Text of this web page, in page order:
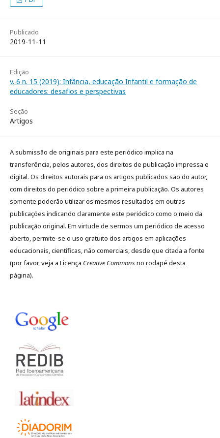
Publicado
2019-11-11
Edição
v. 6 n. 15 (2019): Infância, educação Infantil e formação de
educadores: desafios e perspectivas
Seção
Artigos
A submissão de originais para este periódico implica na
transferência, pelos autores, dos direitos de publicação impressa e
digital. Os direitos autorais para os artigos publicados são do autor,
com direitos do periódico sobre a primeira publicação. Os autores
somente poderão utilizar os mesmos resultados em outras
publicações indicando claramente este periódico como o meio da
publicação original. Em virtude de sermos um periódico de acesso
aberto, permite-se o uso gratuito dos artigos em aplicações
educacionais, científicas, não comerciais, desde que citada a fonte
(por favor, veja a Licença Creative Commonsno rodapé desta
página).